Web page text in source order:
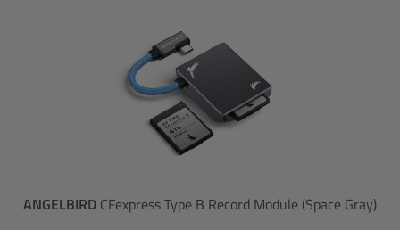
ANGELBIRD CFexpress Type B Record Module (Space Gray)